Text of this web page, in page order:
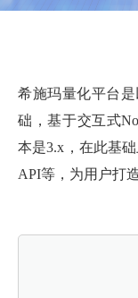
希施玛量化平台
础，基于交互式
本是3.x，在此基
API等，为用户打